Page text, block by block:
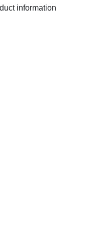
information